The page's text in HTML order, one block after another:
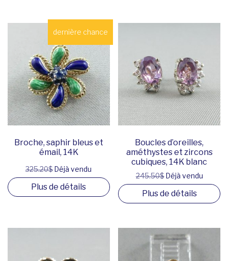
dernière chance
Broche, saphir bleus et
émail, 14K
325.20$Déjà vendu
Plus de détails
Boucles d’oreilles,
améthystes et zircons
cubiques, 14K blanc
245.50$Déjà vendu
Plus de détails